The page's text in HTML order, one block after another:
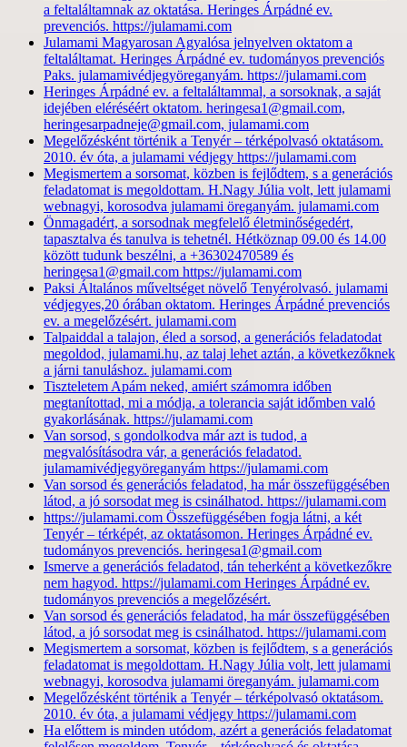
a feltaláltamnak az oktatása. Heringes Árpádné ev.
prevenciós. https://julamami.com
Julamami Magyarosan Agyalósa jelnyelven oktatom a
feltaláltamat. Heringes Árpádné ev. tudományos prevenciós
Paks. julamamivédjegyöreganyám. https://julamami.com
Heringes Árpádné ev. a feltaláltammal, a sorsoknak, a saját
idejében eléréséért oktatom. heringesa1@gmail.com,
heringesarpadneje@gmail.com, julamami.com
Megelőzésként történik a Tenyér – térképolvasó oktatásom.
2010. év óta, a julamami védjegy https://julamami.com
Megismertem a sorsomat, közben is fejlődtem, s a generációs
feladatomat is megoldottam. H.Nagy Júlia volt, lett julamami
webnagyi, korosodva julamami öreganyám. julamami.com
Önmagadért, a sorsodnak megfelelő életminőségedért,
tapasztalva és tanulva is tehetnél. Hétköznap 09.00 és 14.00
között tudunk beszélni, a +36302470589 és
heringesa1@gmail.com https://julamami.com
Paksi Általános műveltséget növelő Tenyérolvasó. julamami
védjegyes,20 órában oktatom. Heringes Árpádné prevenciós
ev. a megelőzésért. julamami.com
Talpaiddal a talajon, éled a sorsod, a generációs feladatodat
megoldod, julamami.hu, az talaj lehet aztán, a következőknek
a járni tanuláshoz. julamami.com
Tiszteletem Apám neked, amiért számomra időben
megtanítottad, mi a módja, a tolerancia saját időmben való
gyakorlásának. https://julamami.com
Van sorsod, s gondolkodva már azt is tudod, a
megvalósításodra vár, a generációs feladatod.
julamamivédjegyöreganyám https://julamami.com
Van sorsod és generációs feladatod, ha már összefüggésében
látod, a jó sorsodat meg is csinálhatod. https://julamami.com
https://julamami.com Összefüggésében fogja látni, a két
Tenyér – térképét, az oktatásomon. Heringes Árpádné ev.
tudományos prevenciós. heringesa1@gmail.com
Ismerve a generációs feladatod, tán teherként a következőkre
nem hagyod. https://julamami.com Heringes Árpádné ev.
tudományos prevenciós a megelőzésért.
Van sorsod és generációs feladatod, ha már összefüggésében
látod, a jó sorsodat meg is csinálhatod. https://julamami.com
Megismertem a sorsomat, közben is fejlődtem, s a generációs
feladatomat is megoldottam. H.Nagy Júlia volt, lett julamami
webnagyi, korosodva julamami öreganyám. julamami.com
Megelőzésként történik a Tenyér – térképolvasó oktatásom.
2010. év óta, a julamami védjegy https://julamami.com
Ha előttem is minden utódom, azért a generációs feladatomat